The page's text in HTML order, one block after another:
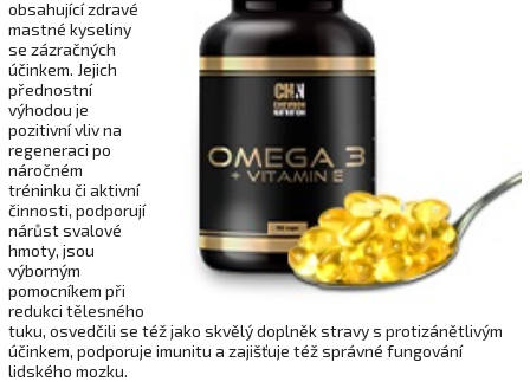
obsahující zdravé
mastné kyseliny
se zázračných
účinkem. Jejich
přednostní
výhodou je
pozitivní vliv na
regeneraci po
náročném
tréninku či aktivní
činnosti, podporují
nárůst svalové
hmoty, jsou
výborným
pomocníkem při
redukci tělesného
tuku, osvedčili se též jako skvělý doplněk stravy s protizánětlivým
účinkem, podporuje imunitu a zajišťuje též správné fungování
lidského mozku.